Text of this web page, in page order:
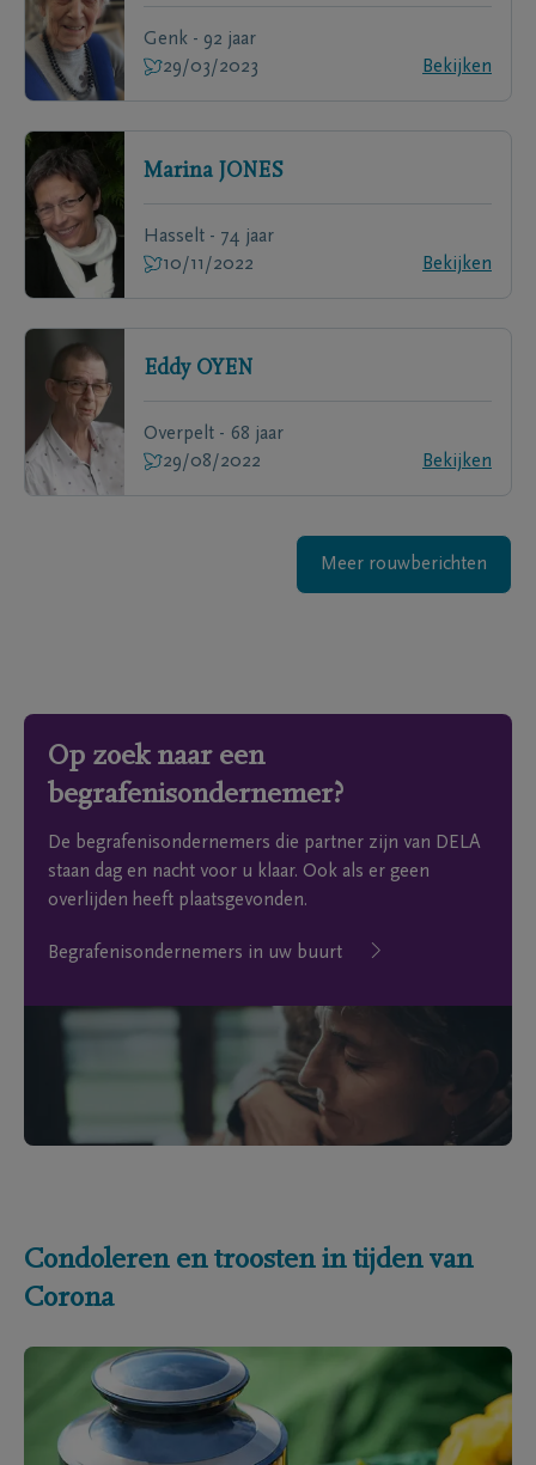
Genk - 92 jaar
29/03/2023
Bekijken
Marina JONES
Hasselt - 74 jaar
10/11/2022
Bekijken
Eddy OYEN
Overpelt - 68 jaar
29/08/2022
Bekijken
Meer rouwberichten
Op zoek naar een
begrafenisondernemer?
De begrafenisondernemers die partner zijn van DELA
staan dag en nacht voor u klaar. Ook als er geen
overlijden heeft plaatsgevonden.
Begrafenisondernemers in uw buurt
Condoleren en troosten in tijden van
Corona